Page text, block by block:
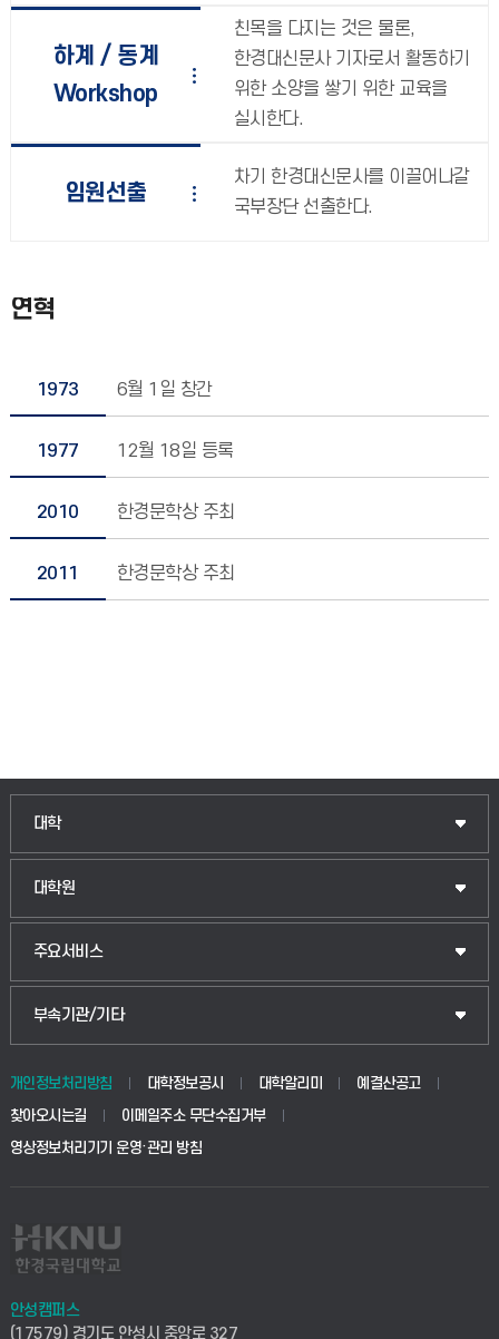
하계 / 동계
Workshop
친목을 다지는 것은 물론,
한경대신문사 기자로서 활동하기
위한 소양을 쌓기 위한 교육을
실시한다.
임원선출
차기 한경대신문사를 이끌어나갈
국부장단 선출한다.
연혁
1973 6월 1일 창간
1977 12월 18일 등록
2010 한경문학상 주최
2011 한경문학상 주최
대학
대학원
주요서비스
부속기관/기타
개인정보처리방침 대학정보공시 대학알리미
예결산공고
찾아오시는길
이메일주소 무단수집거부
영상정보처리기기 운영·관리 방침
안성캠퍼스
(17579) 경기도 안성시 중앙로 327